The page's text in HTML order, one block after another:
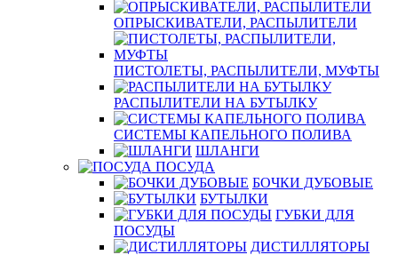
ОПРЫСКИВАТЕЛИ, РАСПЫЛИТЕЛИ
ПИСТОЛЕТЫ, РАСПЫЛИТЕЛИ, МУФТЫ
РАСПЫЛИТЕЛИ НА БУТЫЛКУ
СИСТЕМЫ КАПЕЛЬНОГО ПОЛИВА
ШЛАНГИ
ПОСУДА
БОЧКИ ДУБОВЫЕ
БУТЫЛКИ
ГУБКИ ДЛЯ
ПОСУДЫ
ДИСТИЛЛЯТОРЫ